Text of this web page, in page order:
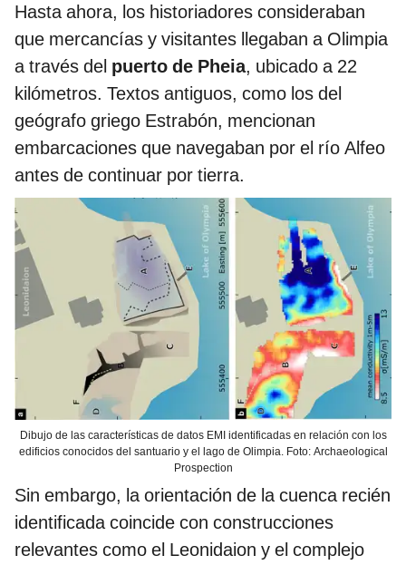
Hasta ahora, los historiadores consideraban
que mercancías y visitantes llegaban a Olimpia
a través del puerto de Pheia, ubicado a 22
kilómetros. Textos antiguos, como los del
geógrafo griego Estrabón, mencionan
embarcaciones que navegaban por el río Alfeo
antes de continuar por tierra.
Dibujo de las características de datos EMI identificadas en relación con los
edificios conocidos del santuario y el lago de Olimpia. Foto: Archaeological
Prospection
Sin embargo, la orientación de la cuenca recién
identificada coincide con construcciones
relevantes como el Leonidaion y el complejo